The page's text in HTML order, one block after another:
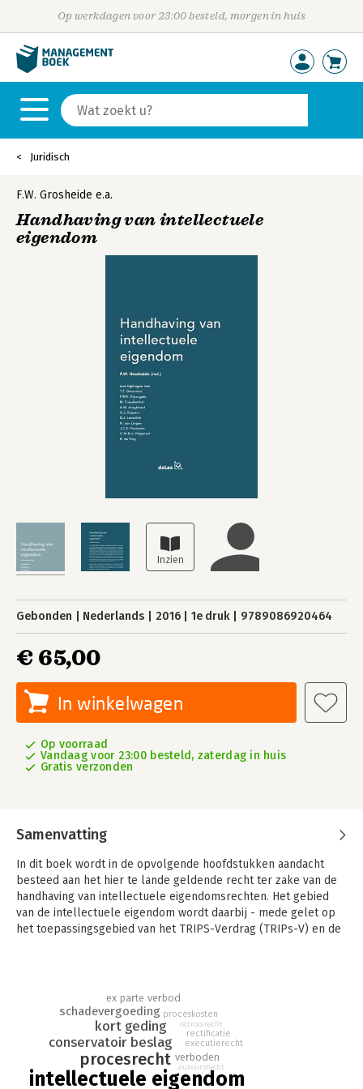
Op werkdagen voor 23:00 besteld, morgen in huis
Juridisch
F.W. Grosheide e.a.
Handhaving van intellectuele
eigendom
Gebonden Nederlands 2016 1e druk 9789086920464
€ 65,00
In winkelwagen
Op voorraad
Vandaag voor 23:00 besteld, zaterdag in huis
Gratis verzonden
Samenvatting
In dit boek wordt in de opvolgende hoofdstukken aandacht
besteed aan het hier te lande geldende recht ter zake van de
handhaving van intellectuele eigendomsrechten. Het gebied
van de intellectuele eigendom wordt daarbij - mede gelet op
het toepassingsgebied van het TRIPS-Verdrag (TRIPs-V) en de
betrekking hebbende rechtspraak, geplaatst in internationaal
en EU perspectief. Zulks met dien verstande evenwel dat
binnen dat kader passende en met die wettelijk geregelde
rechten samenlopende rechtsposities, zoals die met
betrekking tot portretten en domeinnamen zowel als de
ongeoorloofde mededinging, mede in de beschouwing worden
intellectuele eigendom
procesrecht
conservatoir beslag
kort geding
schadevergoeding
verboden
ex parte verbod
proceskosten
octrooirecht
rectificatie
executierecht
auteursrecht